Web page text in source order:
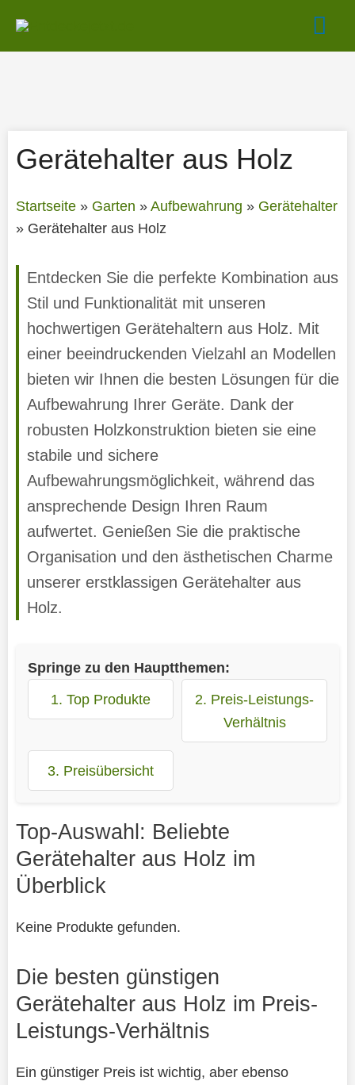
Inhalt
springen
Gerätehalter aus Holz
Startseite» Garten » Aufbewahrung » Gerätehalter
» Gerätehalter aus Holz
Entdecken Sie die perfekte Kombination aus
Stil und Funktionalität mit unseren
hochwertigen Gerätehaltern aus Holz. Mit
einer beeindruckenden Vielzahl an Modellen
bieten wir Ihnen die besten Lösungen für die
Aufbewahrung Ihrer Geräte. Dank der
robusten Holzkonstruktion bieten sie eine
stabile und sichere
Aufbewahrungsmöglichkeit, während das
ansprechende Design Ihren Raum
aufwertet. Genießen Sie die praktische
Organisation und den ästhetischen Charme
unserer erstklassigen Gerätehalter aus
Holz.
Springe zu den Hauptthemen:
1. Top Produkte
2. Preis-Leistungs-
Verhältnis
3. Preisübersicht
Top-Auswahl: Beliebte
Gerätehalter aus Holz im
Überblick
Keine Produkte gefunden.
Die besten günstigen
Gerätehalter aus Holz im Preis-
Leistungs-Verhältnis
Ein günstiger Preis ist wichtig, aber ebenso